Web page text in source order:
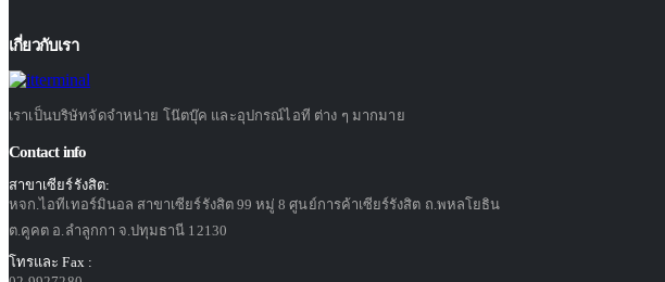
เกี่ยวกับเรา
เราเป็นบริษัทจัดจำหน่าย โน๊ตบุ๊ค และอุปกรณ์ไอที ต่าง ๆ มากมาย
Contact info
สาขาเซียร์รังสิต:
หจก.ไอทีเทอร์มินอล สาขาเซียร์รังสิต 99 หมู่ 8 ศูนย์การค้าเซียร์รังสิต ถ.พหลโยธิน
ต.คูคต อ.ลำลูกกา จ.ปทุมธานี 12130
โทรและ Fax :